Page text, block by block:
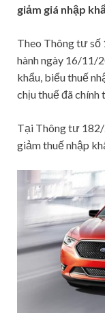
giảm giá nhập
Theo Thông tư
hành ngày 16/11/
khẩu, biểu thuế
chịu thuế đã
Tại Thông tư
giảm thuế nhập